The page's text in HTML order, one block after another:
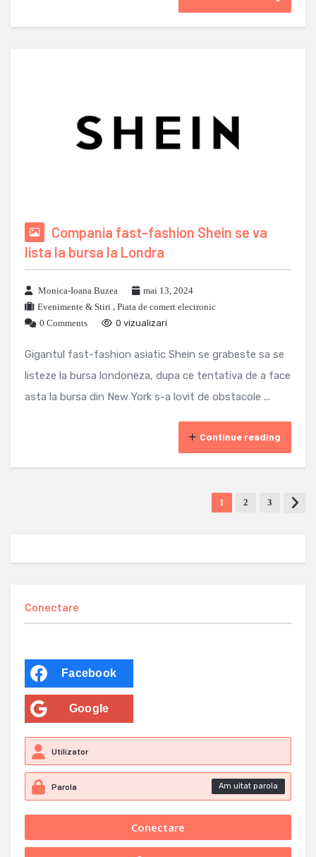
Compania fast-fashion Shein se va
lista la bursa la Londra
Monica-Ioana Buzea
mai 13, 2024
Evenimente & Stiri , Piata de comert electronic
0 Comments
0 vizualizari
Gigantul fast-fashion asiatic Shein se grabeste sa se
listeze la bursa londoneza, dupa ce tentativa de a face
asta la bursa din New York s-a lovit de obstacole ...
Continue reading
1 2 3
Conectare
Facebook
Google
Am uitat parola